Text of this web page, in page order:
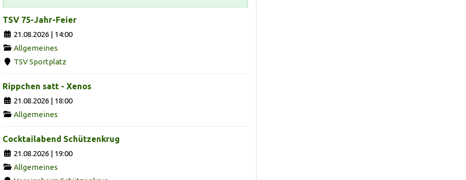
TSV 75-Jahr-Feier
21.08.2026 | 14:00
Allgemeines
TSV Sportplatz
Rippchen satt - Xenos
21.08.2026 | 18:00
Allgemeines
Cocktailabend Schützenkrug
21.08.2026 | 19:00
Allgemeines